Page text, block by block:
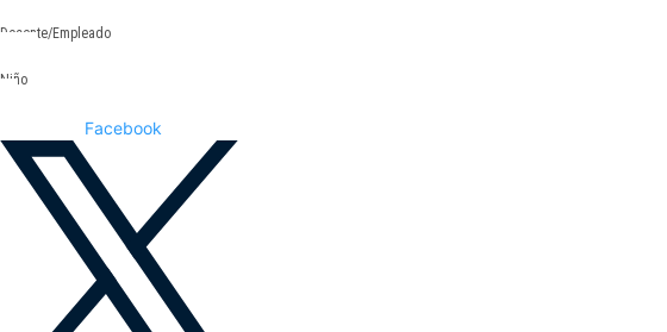
Docente/Empleado
Niño
Facebook